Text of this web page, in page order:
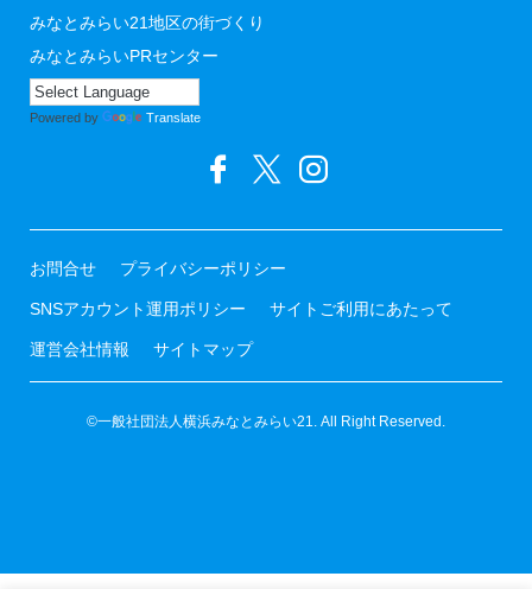
みなとみらい21地区の街づくり
みなとみらいPRセンター
Powered by Translate
お問合せ プライバシーポリシー
SNSアカウント運用ポリシー サイトご利用にあたって
運営会社情報 サイトマップ
©一般社団法人横浜みなとみらい21. All Right Reserved.